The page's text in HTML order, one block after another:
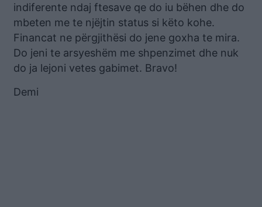
indiferente ndaj ftesave qe do iu bëhen dhe do
mbeten me te njëjtin status si këto kohe.
Financat ne përgjithësi do jene goxha te mira.
Do jeni te arsyeshëm me shpenzimet dhe nuk
do ja lejoni vetes gabimet. Bravo!
Demi